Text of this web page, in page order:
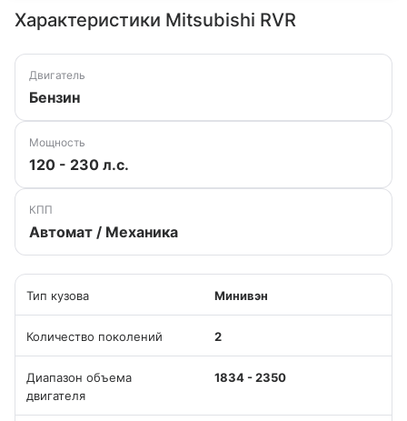
Характеристики Mitsubishi RVR
Двигатель
Бензин
Мощность
120 - 230 л.с.
КПП
Автомат / Механика
Тип кузова Минивэн
Количество поколений 2
Диапазон объема
двигателя
1834 - 2350